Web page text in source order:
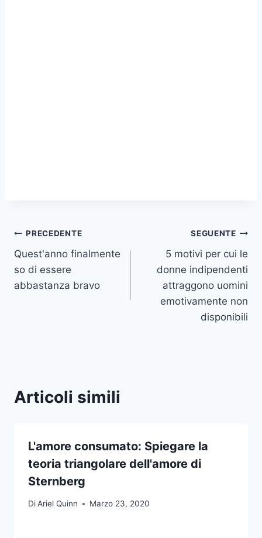
Navigazione
articoli
PRECEDENTE
Quest'anno finalmente
so di essere
abbastanza bravo
SEGUENTE
5 motivi per cui le
donne indipendenti
attraggono uomini
emotivamente non
disponibili
Articoli simili
L'amore consumato: Spiegare la
teoria triangolare dell'amore di
Sternberg
DiAriel Quinn Marzo 23, 2020